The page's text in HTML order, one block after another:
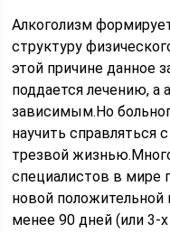
Алкоголизм
структуру
этой причине данное
поддается лечению, а
зависимым.Но
научить справляться
трезвой
специалистов в мире
новой
менее 90 дней (или 3-